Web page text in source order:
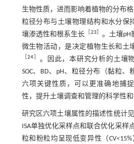
生物性质，进而影响着植物的分布
粒径分布与土壤物理结构和水分保
壤渗透性和根系生长
23
。土壤pH
微生物活动，是决定植物生长和土
［24
。因此，本研究分析的土壤
SOC、BD、pH、粒径分布（黏粒
六项关键性质，可以更准确地捕
性，提升土壤调查和管理的科学性和
研究区六项土壤属性的描述性统计
ISA单独优化采样点和联合优化采样
粒和粉粒均呈现低变异性（